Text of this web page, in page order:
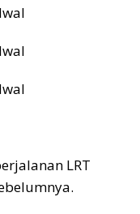
LRT